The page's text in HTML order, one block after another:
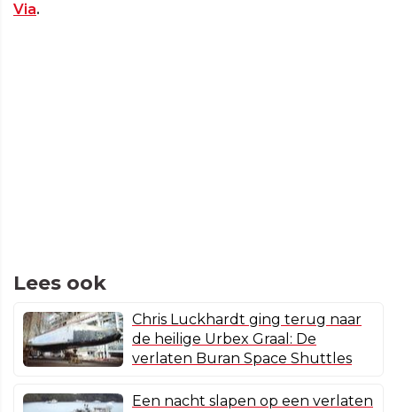
Via.
Lees ook
Chris Luckhardt ging terug naar
de heilige Urbex Graal: De
verlaten Buran Space Shuttles
Een nacht slapen op een verlaten